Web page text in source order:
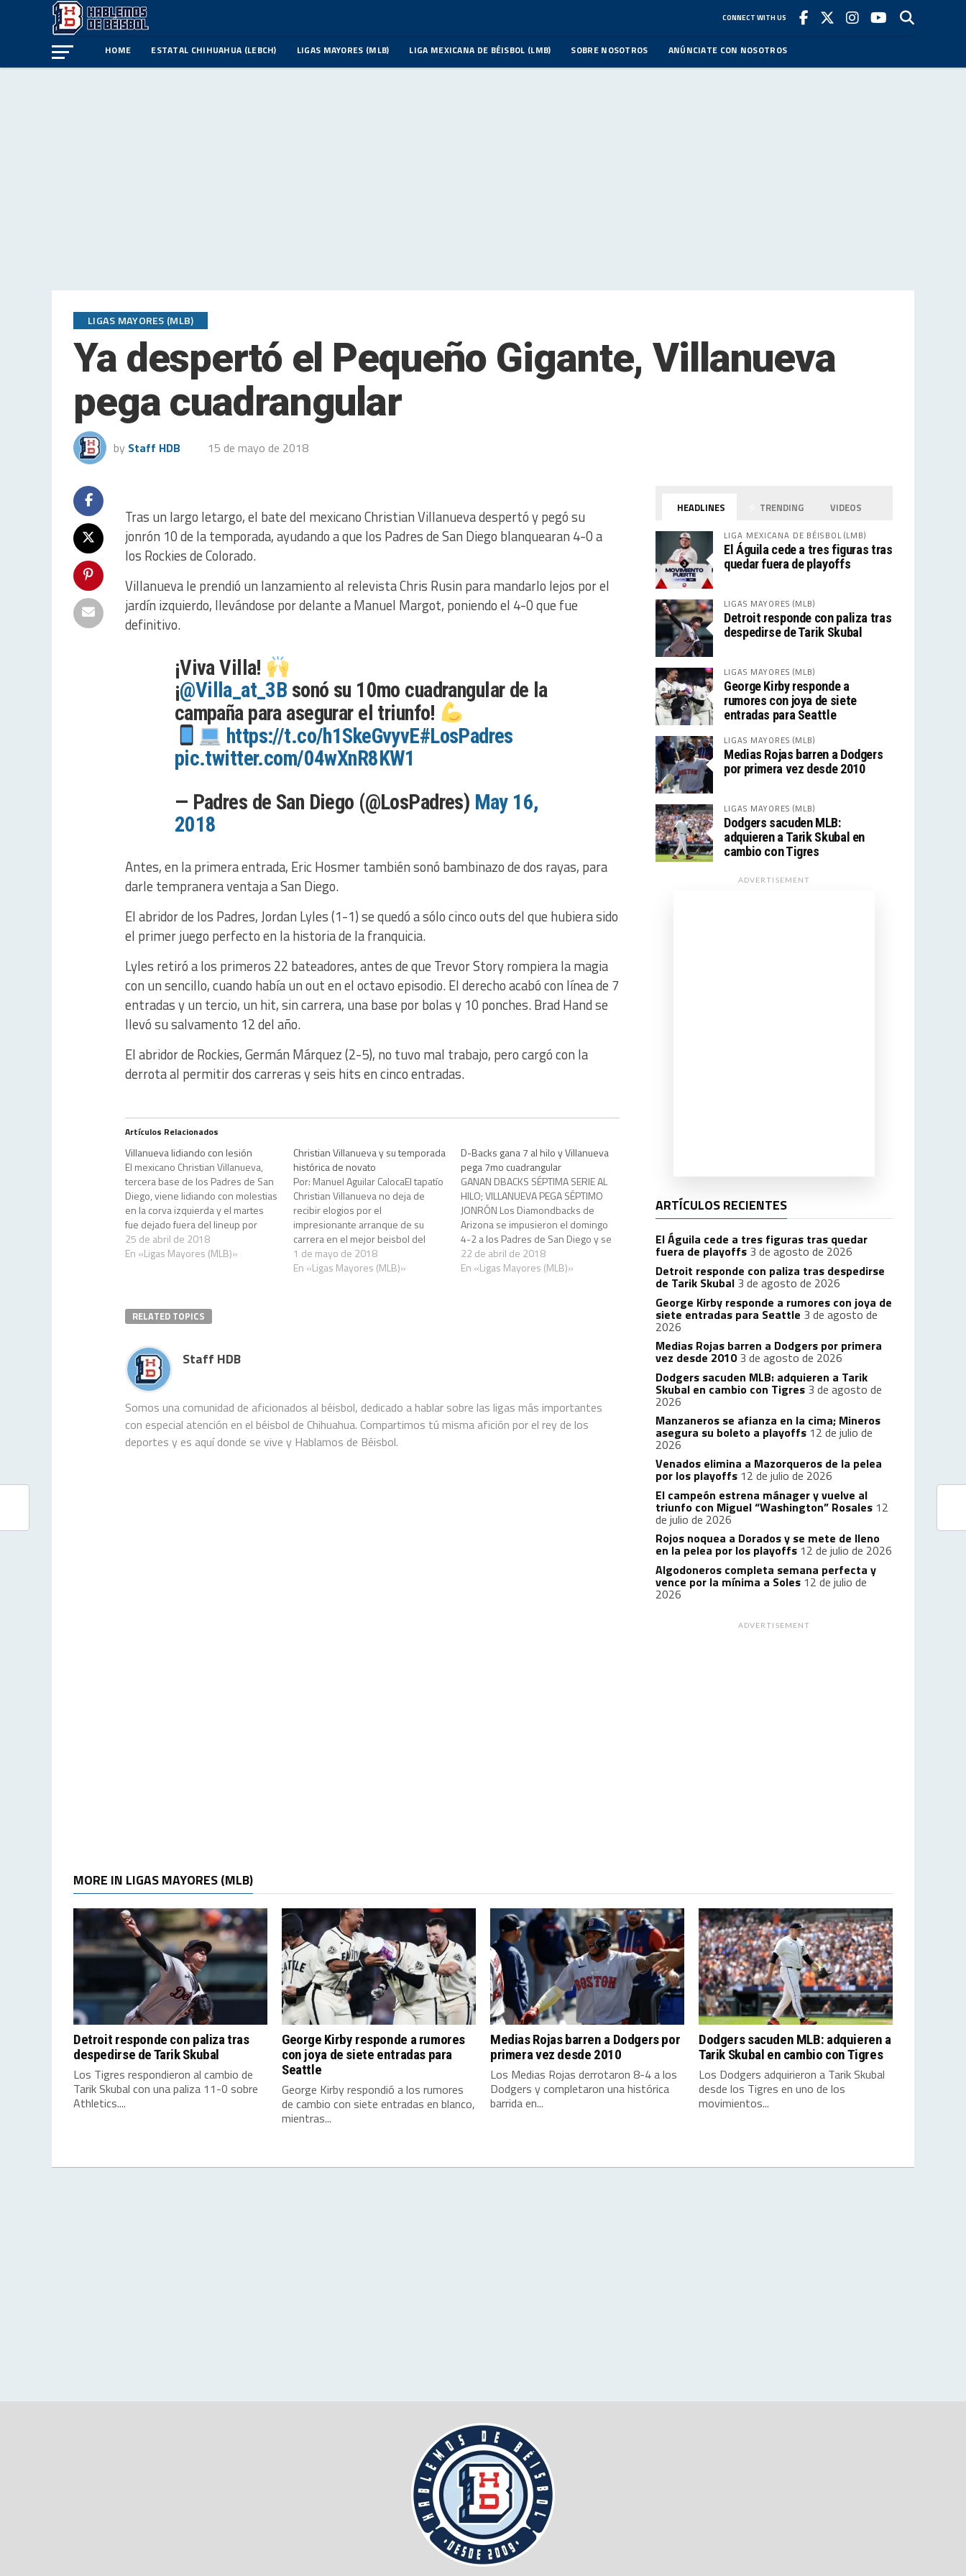
CONNECT WITH US
HOME ESTATAL CHIHUAHUA (LEBCH) LIGAS MAYORES (MLB) LIGA MEXICANA DE BÉISBOL (LMB) SOBRE NOSOTROS ANÚNCIATE CON NOSOTROS
LIGAS MAYORES (MLB)
Ya despertó el Pequeño Gigante, Villanueva
pega cuadrangular
by Staff HDB 15 de mayo de 2018
Tras un largo letargo, el bate del mexicano Christian Villanueva despertó y pegó su
jonrón 10 de la temporada, ayudando a que los Padres de San Diego blanquearan 4-0 a
los Rockies de Colorado.
Villanueva le prendió un lanzamiento al relevista Chris Rusin para mandarlo lejos por el
jardín izquierdo, llevándose por delante a Manuel Margot, poniendo el 4-0 que fue
definitivo.
¡Viva Villa!
¡@Villa_at_3B sonó su 10mo cuadrangular de la
campaña para asegurar el triunfo!
https://t.co/h1SkeGvyvE#LosPadres
pic.twitter.com/04wXnR8KW1
— Padres de San Diego (@LosPadres) May 16,
2018
Antes, en la primera entrada, Eric Hosmer también sonó bambinazo de dos rayas, para
darle tempranera ventaja a San Diego.
El abridor de los Padres, Jordan Lyles (1-1) se quedó a sólo cinco outs del que hubiera sido
el primer juego perfecto en la historia de la franquicia.
Lyles retiró a los primeros 22 bateadores, antes de que Trevor Story rompiera la magia
con un sencillo, cuando había un out en el octavo episodio. El derecho acabó con línea de 7
entradas y un tercio, un hit, sin carrera, una base por bolas y 10 ponches. Brad Hand se
llevó su salvamento 12 del año.
El abridor de Rockies, Germán Márquez (2-5), no tuvo mal trabajo, pero cargó con la
derrota al permitir dos carreras y seis hits en cinco entradas.
Artículos Relacionados
Villanueva lidiando con lesión
El mexicano Christian Villanueva,
tercera base de los Padres de San
Diego, viene lidiando con molestias
en la corva izquierda y el martes
fue dejado fuera del lineup por
segundo juego consecutivo. De
acuerdo con el manager Andy
25 de abril de 2018
En «Ligas Mayores (MLB)»
Christian Villanueva y su temporada
histórica de novato
Por: Manuel Aguilar CalocaEl tapatío
Christian Villanueva no deja de
recibir elogios por el
impresionante arranque de su
carrera en el mejor beisbol del
mundo. SAN DIEGO – El antesalista
mexicano Christian Villanueva está
1 de mayo de 2018
En «Ligas Mayores (MLB)»
D-Backs gana 7 al hilo y Villanueva
pega 7mo cuadrangular
GANAN DBACKS SÉPTIMA SERIE AL
HILO; VILLANUEVA PEGA SÉPTIMO
JONRÓN Los Diamondbacks de
Arizona se impusieron el domingo
4-2 a los Padres de San Diego y se
convirtieron en el primer equipo en
15 años que ha ganado sus
22 de abril de 2018
En «Ligas Mayores (MLB)»
RELATED TOPICS
Staff HDB
Somos una comunidad de aficionados al béisbol, dedicado a hablar sobre las ligas más importantes
con especial atención en el béisbol de Chihuahua. Compartimos tú misma afición por el rey de los
deportes y es aquí donde se vive y Hablamos de Béisbol.
HEADLINES TRENDING VIDEOS
LIGA MEXICANA DE BÉISBOL (LMB)
El Águila cede a tres figuras tras
quedar fuera de playoffs
LIGAS MAYORES (MLB)
Detroit responde con paliza tras
despedirse de Tarik Skubal
LIGAS MAYORES (MLB)
George Kirby responde a
rumores con joya de siete
entradas para Seattle
LIGAS MAYORES (MLB)
Medias Rojas barren a Dodgers
por primera vez desde 2010
LIGAS MAYORES (MLB)
Dodgers sacuden MLB:
adquieren a Tarik Skubal en
cambio con Tigres
ADVERTISEMENT
ARTÍCULOS RECIENTES
El Águila cede a tres figuras tras quedar
fuera de playoffs 3 de agosto de 2026
Detroit responde con paliza tras despedirse
de Tarik Skubal 3 de agosto de 2026
George Kirby responde a rumores con joya de
siete entradas para Seattle 3 de agosto de
2026
Medias Rojas barren a Dodgers por primera
vez desde 2010 3 de agosto de 2026
Dodgers sacuden MLB: adquieren a Tarik
Skubal en cambio con Tigres 3 de agosto de
2026
Manzaneros se afianza en la cima; Mineros
asegura su boleto a playoffs 12 de julio de
2026
Venados elimina a Mazorqueros de la pelea
por los playoffs 12 de julio de 2026
El campeón estrena mánager y vuelve al
triunfo con Miguel “Washington” Rosales 12
de julio de 2026
Rojos noquea a Dorados y se mete de lleno
en la pelea por los playoffs 12 de julio de 2026
Algodoneros completa semana perfecta y
vence por la mínima a Soles 12 de julio de
2026
ADVERTISEMENT
MORE IN LIGAS MAYORES (MLB)
Detroit responde con paliza tras
despedirse de Tarik Skubal
Los Tigres respondieron al cambio de
Tarik Skubal con una paliza 11-0 sobre
Athletics....
George Kirby responde a rumores
con joya de siete entradas para
Seattle
George Kirby respondió a los rumores
de cambio con siete entradas en blanco,
mientras...
Medias Rojas barren a Dodgers por
primera vez desde 2010
Los Medias Rojas derrotaron 8-4 a los
Dodgers y completaron una histórica
barrida en...
Dodgers sacuden MLB: adquieren a
Tarik Skubal en cambio con Tigres
Los Dodgers adquirieron a Tarik Skubal
desde los Tigres en uno de los
movimientos...